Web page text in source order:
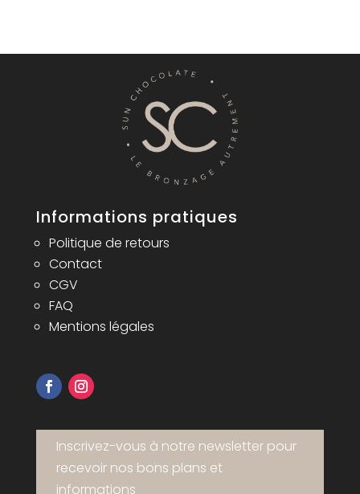
Informations pratiques
Politique de retours
Contact
CGV
FAQ
Mentions légales
Inscrivez-vous à notre newsletter pour
recevoir nos bons plans et
informations